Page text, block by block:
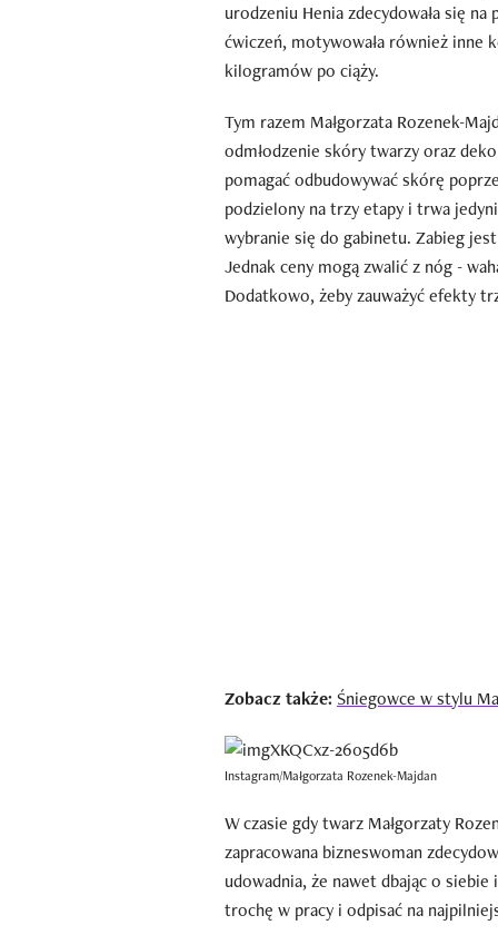
urodzeniu Henia zdecydowała się
ćwiczeń, motywowała również inne
kilogramów po ciąży.
Tym razem Małgorzata Rozenek-
odmłodzenie skóry twarzy oraz
pomagać odbudowywać skórę
podzielony na trzy etapy i trwa
wybranie się do gabinetu. Zabieg
Jednak ceny mogą zwalić z nóg -
Dodatkowo, żeby zauważyć efekty
Zobacz także: Śniegowce w stylu
Instagram/Małgorzata Rozenek-Majdan
W czasie gdy twarz Małgorzaty
zapracowana bizneswoman
udowadnia, że nawet dbając o
trochę w pracy i odpisać na